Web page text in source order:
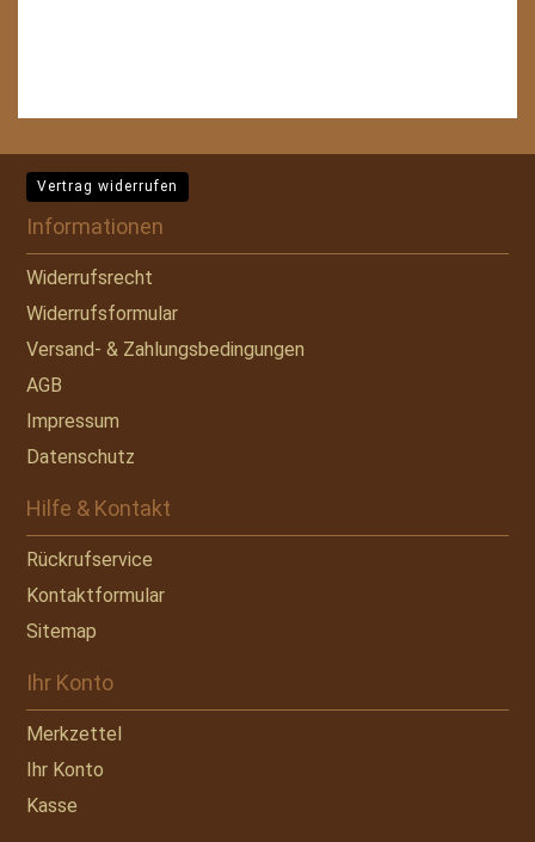
Vertrag widerrufen
Informationen
Widerrufsrecht
Widerrufsformular
Versand- & Zahlungsbedingungen
AGB
Impressum
Datenschutz
Hilfe & Kontakt
Rückrufservice
Kontaktformular
Sitemap
Ihr Konto
Merkzettel
Ihr Konto
Kasse